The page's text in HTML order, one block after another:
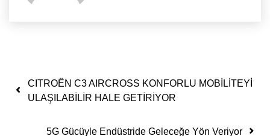
Yazı dolaşımı
CITROËN C3 AIRCROSS KONFORLU MOBİLİTEYİ
ULAŞILABİLİR HALE GETİRİYOR
5G Gücüyle Endüstride Geleceğe Yön Veriyor